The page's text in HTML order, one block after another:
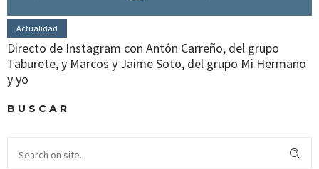
Actualidad
Directo de Instagram con Antón Carreño, del grupo
Taburete, y Marcos y Jaime Soto, del grupo Mi Hermano
y yo
BUSCAR